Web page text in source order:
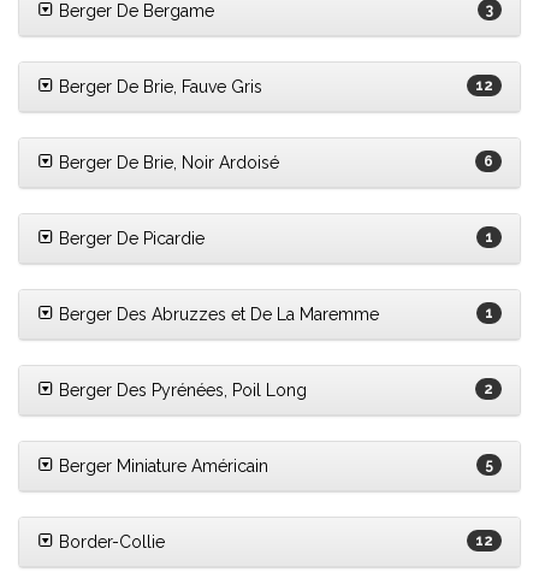
Berger De Bergame 3
Berger De Brie, Fauve Gris 12
Berger De Brie, Noir Ardoisé 6
Berger De Picardie 1
Berger Des Abruzzes et De La Maremme 1
Berger Des Pyrénées, Poil Long 2
Berger Miniature Américain 5
Border-Collie 12